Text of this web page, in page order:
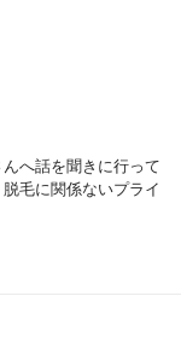
へ話を聞きに行って
毛に関係ないプライ